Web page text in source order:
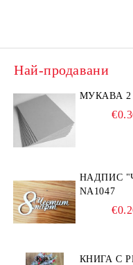
Най-продавани
МУКАВА
НАДПИС
NA1047
КНИГА С